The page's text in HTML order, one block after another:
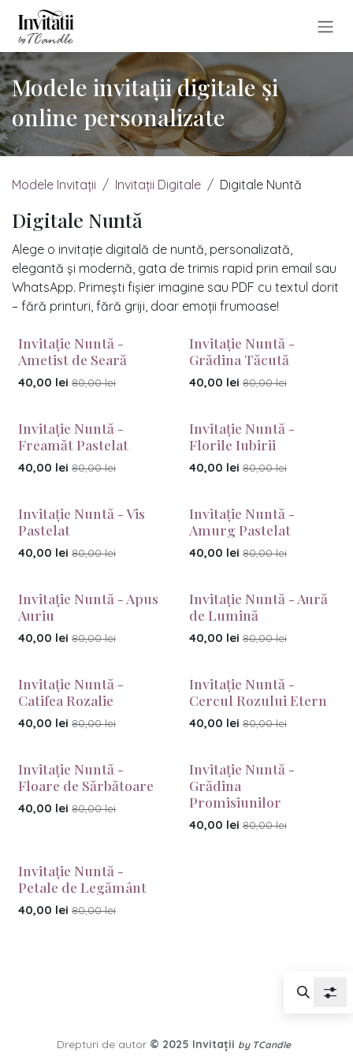
Sari la conținut
Modele invitații digitale și
online personalizate
Modele Invitații Invitații Digitale Digitale Nuntă
Digitale Nuntă
Alege o invitație digitală de nuntă, personalizată,
elegantă și modernă, gata de trimis rapid prin email sau
WhatsApp. Primești fișier imagine sau PDF cu textul dorit
– fără printuri, fără griji, doar emoții frumoase!
Invitație Nuntă -
Ametist de Seară
40,00 lei 80,00lei
Invitație Nuntă -
Grădina Tăcută
40,00 lei 80,00lei
Invitație Nuntă -
Freamăt Pastelat
40,00 lei 80,00lei
Invitație Nuntă -
Florile Iubirii
40,00 lei 80,00lei
Invitație Nuntă - Vis
Pastelat
40,00 lei 80,00lei
Invitație Nuntă -
Amurg Pastelat
40,00 lei 80,00lei
Invitație Nuntă - Apus
Auriu
40,00 lei 80,00lei
Invitație Nuntă - Aură
de Lumină
40,00 lei 80,00lei
Invitație Nuntă -
Catifea Rozalie
40,00 lei 80,00lei
Invitație Nuntă -
Cercul Rozului Etern
40,00 lei 80,00lei
Invitație Nuntă -
Floare de Sărbătoare
40,00 lei 80,00lei
Invitație Nuntă -
Grădina
Promisiunilor
40,00 lei 80,00lei
Invitație Nuntă -
Petale de Legământ
40,00 lei 80,00lei
Drepturi de autor© 2025 Invitații by TCandle